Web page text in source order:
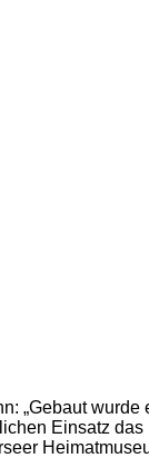
„Gebaut
Einsatz